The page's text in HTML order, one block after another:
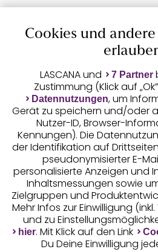
Auszeichnungen
Geprüfte Sicherheit
Unsere Apps
Cookies und
LASCANA und 7 Partner
Zustimmung (Klick auf
Datennutzungen, um
Gerät zu speichern und/oder
Nutzer-ID, Browser-
Kennungen). Die
der Identifikation auf
pseudonymisierter E-
personalisierte Anzeigen und
Inhaltsmessungen sowie
Zielgruppen und
Mehr Infos zur Einwilligung
und zu
hier. Mit Klick auf den Link
Du Deine Einwilligung